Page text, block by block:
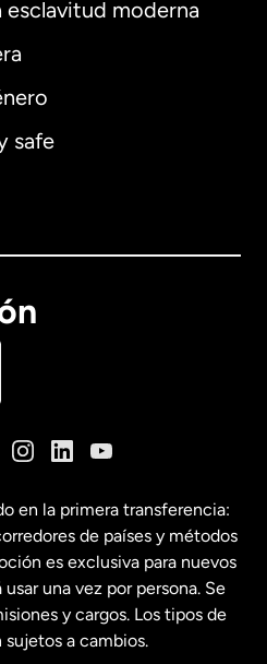
esclavitud moderna
safe
English
English
Español
en la primera transferencia:
de países y métodos
es exclusiva para nuevos
una vez por persona. Se
y cargos. Los tipos de
a cambios.